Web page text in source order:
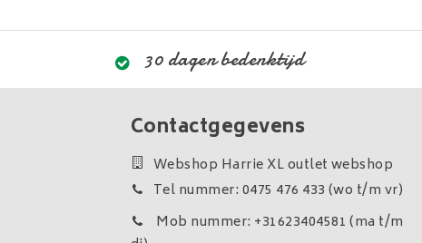
30 dagen bedenktijd
Contactgegevens
Webshop Harrie XL outlet webshop
Tel nummer: 0475 476 433 (wo t/m vr)
Mob nummer: +31623404581 (ma t/m